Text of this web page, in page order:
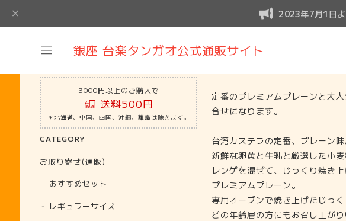
2023年7月1日よ
銀座 台楽タンガオ公式通販サイト
3000円以上のご購入で
送料500円
＊北海道、中国、四国、沖縄、離島は除きます。
CATEGORY
お取り寄せ(通販)
おすすめセット
レギュラーサイズ
定番のプレミアムプレーンと大
合せになります。
台湾カステラの定番、プレーン味
新鮮な卵黄と牛乳と厳選した小
レンゲを混ぜて、じっくり焼き
プレミアムプレーン。
専用オーブンで焼き上げたじっ
どの年齢層の方にもお召し上がり